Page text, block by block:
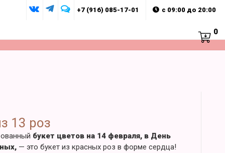
+7 (916) 085-17-01 с 09:00 до 20:00
0
13 роз
букет цветов на 14 февраля, в День
— это букет из красных роз в форме сердца!